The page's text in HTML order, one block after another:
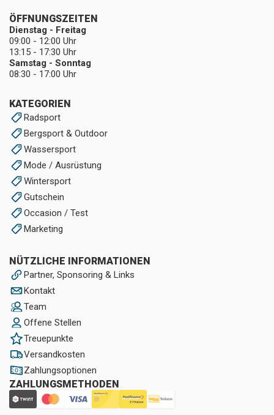
KATEGORIEN
Radsport
Bergsport & Outdoor
Wassersport
Mode / Ausrüstung
Wintersport
Gutschein
Occasion / Test
Marketing
NÜTZLICHE INFORMATIONEN
Partner, Sponsoring & Links
Kontakt
Team
Offene Stellen
Treuepunkte
Versandkosten
Zahlungsoptionen
ZAHLUNGSMETHODEN
ÖFFNUNGSZEITEN
Dienstag - Freitag
09:00 - 12:00 Uhr
13:15 - 17:30 Uhr
Samstag - Sonntag
08:30 - 17:00 Uhr